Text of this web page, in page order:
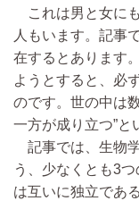
これは男と女に
人もいます。記事
在するとあります
ようとすると、必
のです。世の中は
一方が成り立つ”と
記事では、生物
う、少なくとも3
は互いに独立であ